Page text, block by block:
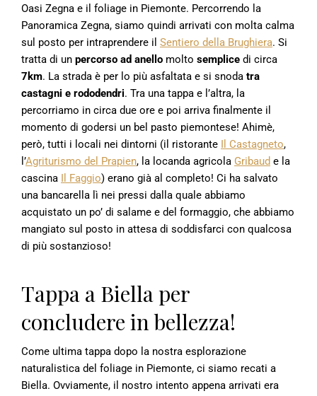
Oasi Zegna e il foliage in Piemonte. Percorrendo la
Panoramica Zegna, siamo quindi arrivati con molta calma
sul posto per intraprendere il Sentiero della Brughiera. Si
tratta di un percorso ad anello molto semplice di circa
7km. La strada è per lo più asfaltata e si snoda tra
castagni e rododendri. Tra una tappa e l’altra, la
percorriamo in circa due ore e poi arriva finalmente il
momento di godersi un bel pasto piemontese! Ahimè,
però, tutti i locali nei dintorni (il ristorante Il Castagneto,
l’Agriturismo del Prapien, la locanda agricola Gribaud e la
cascina Il Faggio) erano già al completo! Ci ha salvato
una bancarella lì nei pressi dalla quale abbiamo
acquistato un po’ di salame e del formaggio, che abbiamo
mangiato sul posto in attesa di soddisfarci con qualcosa
di più sostanzioso!
Tappa a Biella per
concludere in bellezza!
Come ultima tappa dopo la nostra esplorazione
naturalistica del foliage in Piemonte, ci siamo recati a
Biella. Ovviamente, il nostro intento appena arrivati era